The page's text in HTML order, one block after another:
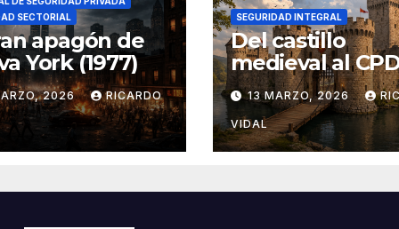
SECTORIAL
apagón de
York (1977)
2026 RICARDO
SEGURIDAD INTEGRAL
Del castillo
medieval al
seguridad por
13 MARZO, 2026
VIDAL